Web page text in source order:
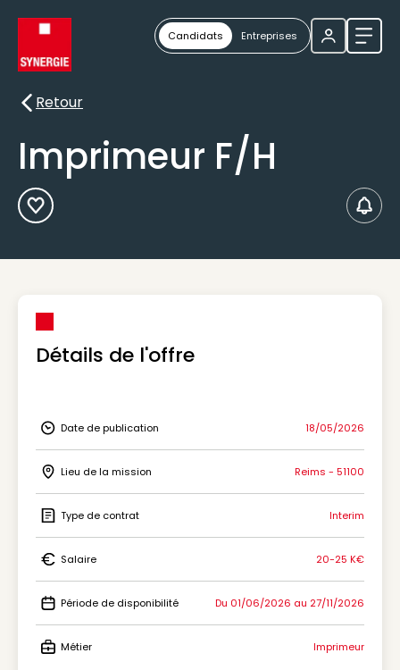
Candidats Entreprises
Retour
Retour
Imprimeur F/H
Ajouter aux Favoris
Détails de l'offre
Icon Date de publication
Date de publication 18/05/2026
Icon Lieu de la mission
Lieu de la mission Reims - 51100
Icon Type de contrat
Type de contrat Interim
Icon Salaire
Salaire 20-25 K€
Icon Période de disponibilité
Période de disponibilité Du 01/06/2026 au 27/11/2026
Métier Imprimeur